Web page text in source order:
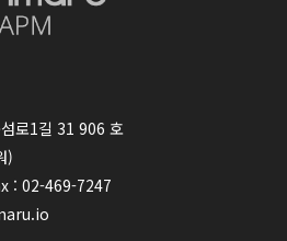
로1길 31 906 호
)
: 02-469-7247